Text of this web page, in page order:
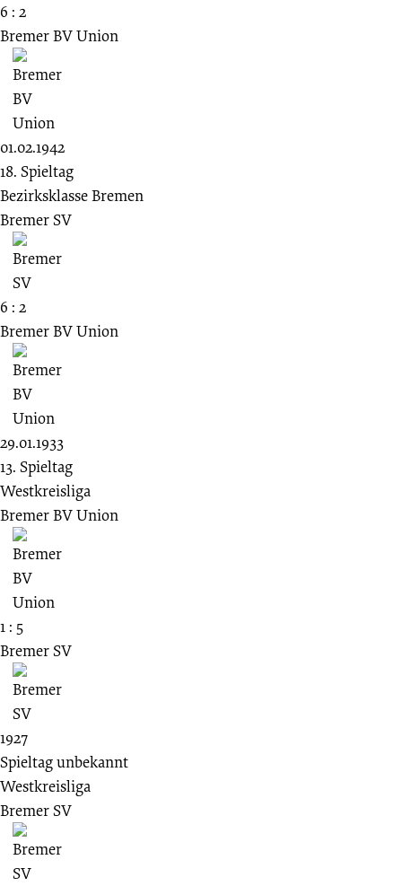
6 : 2
Bremer BV Union
01.02.1942
18. Spieltag
Bezirksklasse Bremen
Bremer SV
6 : 2
Bremer BV Union
29.01.1933
13. Spieltag
Westkreisliga
Bremer BV Union
1 : 5
Bremer SV
1927
Spieltag unbekannt
Westkreisliga
Bremer SV